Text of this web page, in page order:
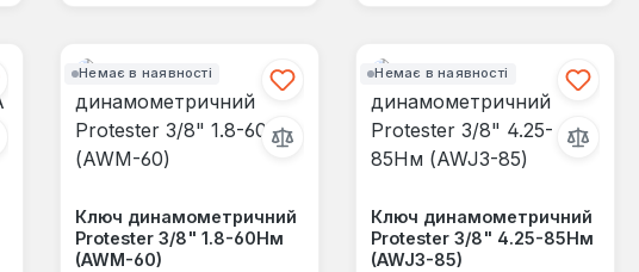
Немає в наявності
Ключ динамометричний
Protester 3/8" 1.8-60Нм
(AWM-60)
Немає в наявності
Ключ динамометричний
Protester 3/8" 4.25-85Нм
(AWJ3-85)